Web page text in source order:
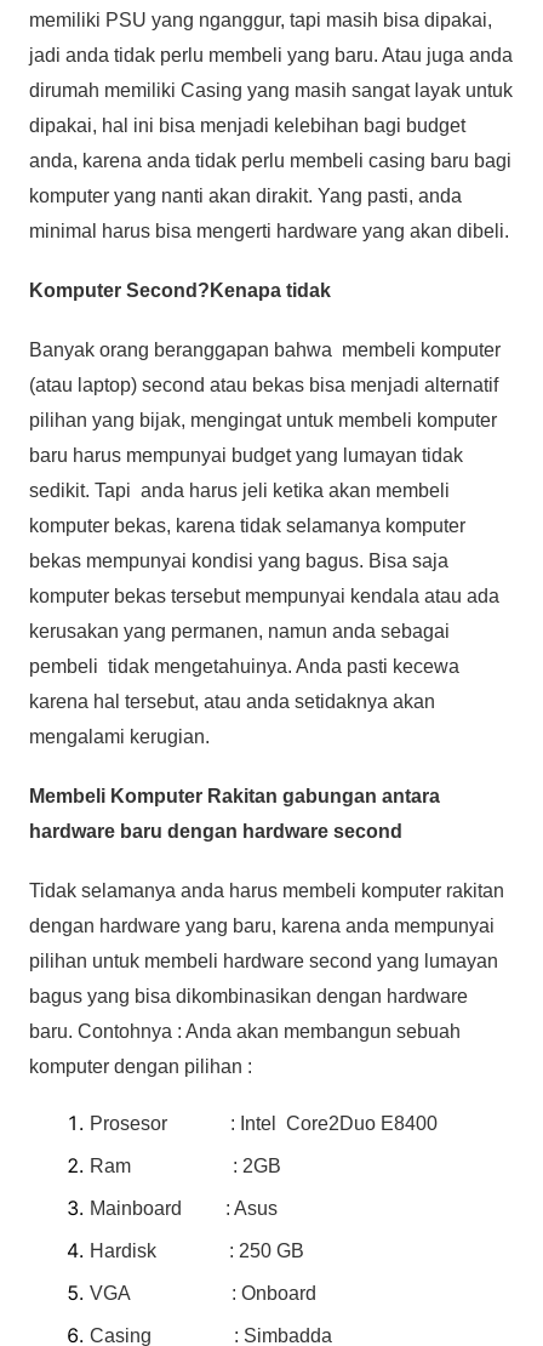
memiliki PSU yang nganggur, tapi masih bisa dipakai,
jadi anda tidak perlu membeli yang baru. Atau juga anda
dirumah memiliki Casing yang masih sangat layak untuk
dipakai, hal ini bisa menjadi kelebihan bagi budget
anda, karena anda tidak perlu membeli casing baru bagi
komputer yang nanti akan dirakit. Yang pasti, anda
minimal harus bisa mengerti hardware yang akan dibeli.
Komputer Second?Kenapa tidak
Banyak orang beranggapan bahwa membeli komputer
(atau laptop) second atau bekas bisa menjadi alternatif
pilihan yang bijak, mengingat untuk membeli komputer
baru harus mempunyai budget yang lumayan tidak
sedikit. Tapi anda harus jeli ketika akan membeli
komputer bekas, karena tidak selamanya komputer
bekas mempunyai kondisi yang bagus. Bisa saja
komputer bekas tersebut mempunyai kendala atau ada
kerusakan yang permanen, namun anda sebagai
pembeli tidak mengetahuinya. Anda pasti kecewa
karena hal tersebut, atau anda setidaknya akan
mengalami kerugian.
Membeli Komputer Rakitan gabungan antara
hardware baru dengan hardware second
Tidak selamanya anda harus membeli komputer rakitan
dengan hardware yang baru, karena anda mempunyai
pilihan untuk membeli hardware second yang lumayan
bagus yang bisa dikombinasikan dengan hardware
baru. Contohnya : Anda akan membangun sebuah
komputer dengan pilihan :
Prosesor : Intel Core2Duo E8400
Ram : 2GB
Mainboard : Asus
Hardisk : 250 GB
VGA : Onboard
Casing : Simbadda